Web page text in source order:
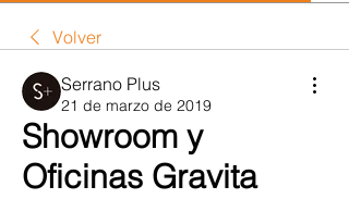
Volver
Serrano Plus
21 de marzo de 2019
Showroom y
Oficinas Gravita